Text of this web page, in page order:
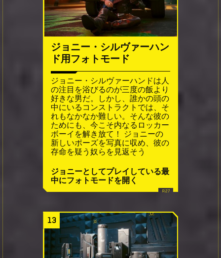
ジョニー・シルヴァーハン
ド用フォトモード
ジョニー・シルヴァーハンドは人
の注目を浴びるのが三度の飯より
好きな男だ。しかし、誰かの頭の
中にいるコンストラクトでは、そ
れもなかなか難しい。そんな彼の
ためにも、今こそ内なるロッカー
ボーイを解き放て！ ジョニーの
新しいポーズを写真に収め、彼の
存命を疑う奴らを見返そう
ジョニーとしてプレイしている最
中にフォトモードを開く
13